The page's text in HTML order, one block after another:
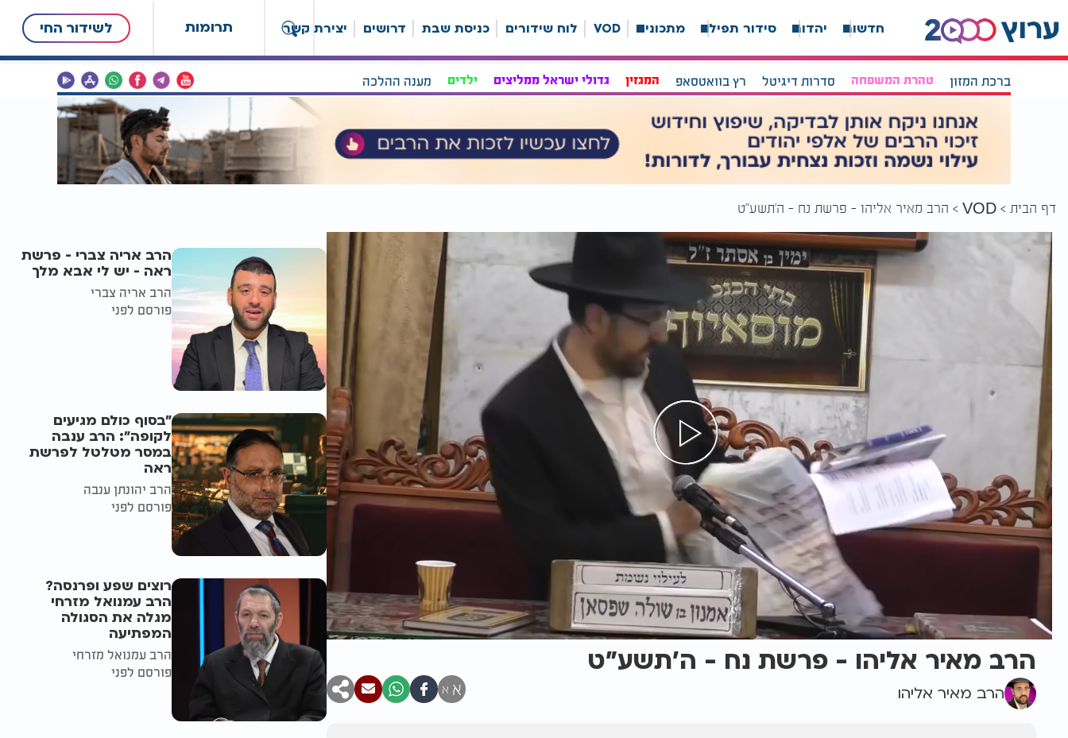
תרומות לשידור החי חדשות יהדות סידור תפילה מתכונים VOD לוח שידורים כניסת שבת דרושים יצירת קשר
ברכת המזון טהרת המשפחה סדרות דיגיטל רץ בוואטסאפ המגזין גדולי ישראל ממליצים ילדים מענה ההלכה
דף הבית VOD הרב מאיר אליהו - פרשת נח - ה׳תשע״ט
הרב מאיר אליהו - פרשת נח - ה׳תשע״ט
הרב מאיר אליהו א א
הרב אריה צברי - פרשת
ראה - יש לי אבא מלך
הרב אריה צברי
פורסם לפני
"בסוף כולם מגיעים
לקופה": הרב ענבה
במסר מטלטל לפרשת
ראה
הרב יהונתן ענבה
פורסם לפני
רוצים שפע ופרנסה?
הרב עמנואל מזרחי
מגלה את הסגולה
המפתיעה
הרב עמנואל מזרחי
פורסם לפני